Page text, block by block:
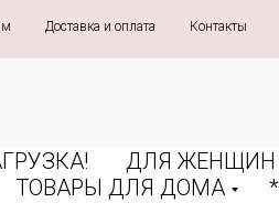
Доставка и оплата Контакты
ДЛЯ ЖЕНЩИН
ТОВАРЫ ДЛЯ ДОМА